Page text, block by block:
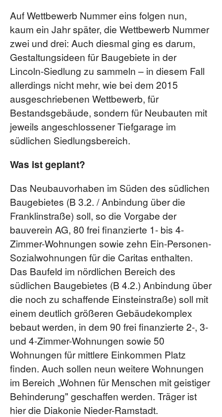
Auf Wettbewerb Nummer eins folgen nun,
kaum ein Jahr später, die Wettbewerb Nummer
zwei und drei: Auch diesmal ging es darum,
Gestaltungsideen für Baugebiete in der
Lincoln-Siedlung zu sammeln – in diesem Fall
allerdings nicht mehr, wie bei dem 2015
ausgeschriebenen Wettbewerb, für
Bestandsgebäude, sondern für Neubauten mit
jeweils angeschlossener Tiefgarage im
südlichen Siedlungsbereich.
Was ist geplant?
Das Neubauvorhaben im Süden des südlichen
Baugebietes (B 3.2. / Anbindung über die
Franklinstraße) soll, so die Vorgabe der
bauverein AG, 80 frei finanzierte 1- bis 4-
Zimmer-Wohnungen sowie zehn Ein-Personen-
Sozialwohnungen für die Caritas enthalten.
Das Baufeld im nördlichen Bereich des
südlichen Baugebietes (B 4.2.) Anbindung über
die noch zu schaffende Einsteinstraße) soll mit
einem deutlich größeren Gebäudekomplex
bebaut werden, in dem 90 frei finanzierte 2-, 3-
und 4-Zimmer-Wohnungen sowie 50
Wohnungen für mittlere Einkommen Platz
finden. Auch sollen neun weitere Wohnungen
im Bereich „Wohnen für Menschen mit geistiger
Behinderung" geschaffen werden. Träger ist
hier die Diakonie Nieder-Ramstadt.